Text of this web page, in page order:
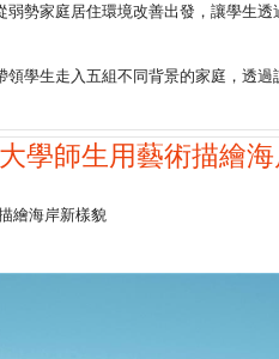
勢家庭居住環境改善出發，讓學生透
學生走入五組不同背景的家庭，透過
學師生用藝術描繪
繪海岸新樣貌